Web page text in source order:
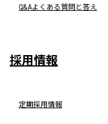
Q&Aよくある質問と答え
採用情報
定期採用情報